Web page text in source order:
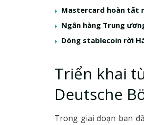
Mastercard hoàn tất
Ngân hàng Trung
Dòng stablecoin rời
Triển khai
Deutsche
Trong giai đoạn ban